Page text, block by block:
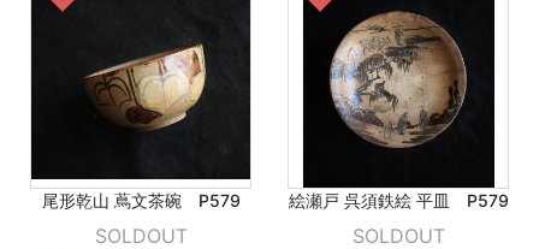
尾形乾山 蔦文茶碗 P579
SOLDOUT
絵瀬戸 呉須鉄絵 平皿 P579
SOLDOUT